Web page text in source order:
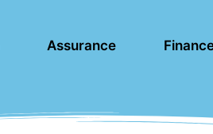
Assurance